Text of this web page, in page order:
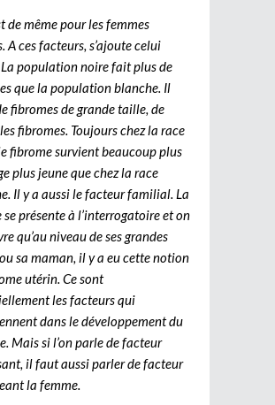
de même pour les femmes
A ces facteurs, s’ajoute celui
population noire fait plus de
que la population blanche. Il
fibromes de grande taille, de
fibromes. Toujours chez la race
fibrome survient beaucoup plus
plus jeune que chez la race
Il y a aussi le facteur familial. La
se présente à l’interrogatoire et on
qu’au niveau de ses grandes
sa maman, il y a eu cette notion
utérin. Ce sont
les facteurs qui
dans le développement du
Mais si l’on parle de facteur
il faut aussi parler de facteur
la femme.